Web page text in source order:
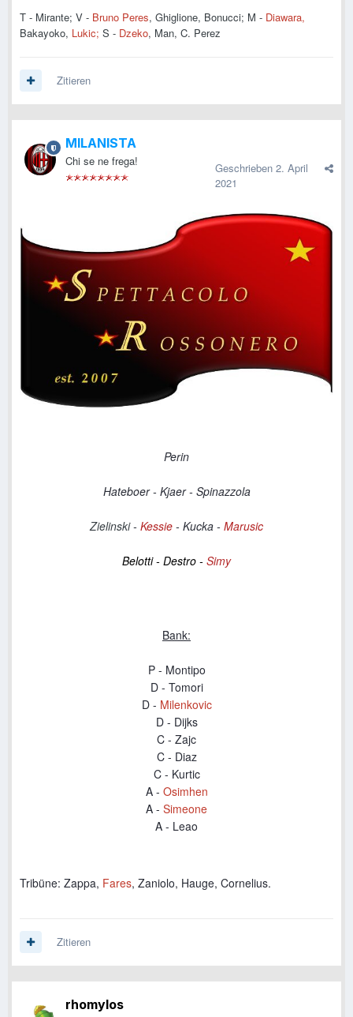
T - Mirante; V - Bruno Peres, Ghiglione, Bonucci; M - Diawara,
Bakayoko, Lukic; S - Dzeko, Man, C. Perez
Zitieren
MILANISTA
Chi se ne frega! Geschrieben 2. April
2021
Perin
Hateboer - Kjaer - Spinazzola
Zielinski- Kessie - Kucka - Marusic
Belotti - Destro - Simy
Bank:
P - Montipo
D - Tomori
D - Milenkovic
D - Dijks
C - Zajc
C - Diaz
C - Kurtic
A - Osimhen
A - Simeone
A - Leao
Tribüne: Zappa, Fares, Zaniolo, Hauge, Cornelius.
Zitieren
rhomylos